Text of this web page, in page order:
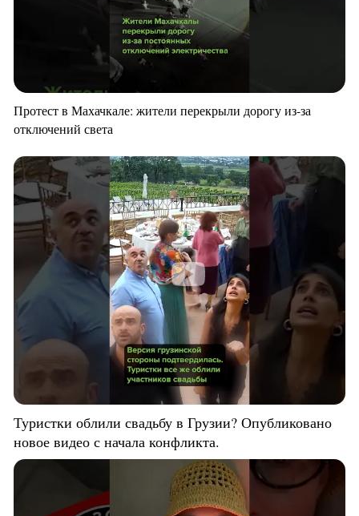
Протест в Махачкале: жители перекрыли дорогу из-за
отключений света
Туристки облили свадьбу в Грузии? Опубликовано
новое видео с начала конфликта.